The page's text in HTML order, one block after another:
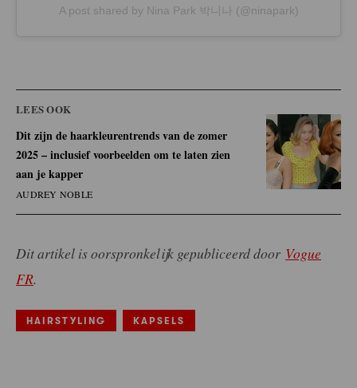
A post shared by Nina Park 박니나 (@ninapark)
LEES OOK
Dit zijn de haarkleurentrends van de zomer
2025 – inclusief voorbeelden om te laten zien
aan je kapper
AUDREY NOBLE
Dit artikel is oorspronkelijk gepubliceerd door Vogue
FR.
HAIRSTYLING KAPSELS